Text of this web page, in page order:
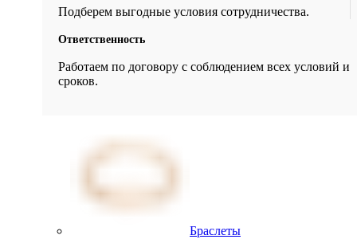
Подберем выгодные условия сотрудничества.
Ответственность
Работаем по договору с соблюдением всех условий и
сроков.
Браслеты